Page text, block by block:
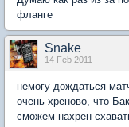
фланге
Snake
14 Feb 2011
немогу дождаться
очень хреново, что
сможем нахрен